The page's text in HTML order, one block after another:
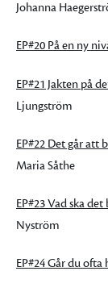
Johanna
EP#20 På en ny
EP#21 Jakten på
Ljungström
EP#22 Det går att
Maria Såthe
EP#23 Vad ska
Nyström
EP#24 Går du ofta